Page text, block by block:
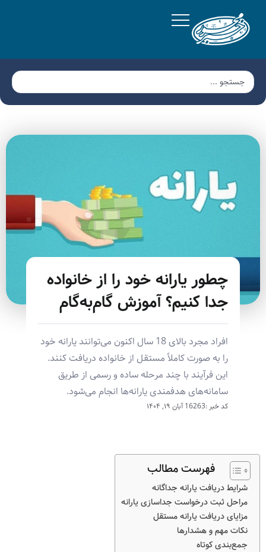
چطور یارانه خود را از خانواده
جدا کنیم؟ آموزش گام‌به‌گام
افراد مجرد بالای 18 سال اکنون می‌توانند یارانه خود
را به صورت کاملاً مستقل از خانواده دریافت کنند.
این فرآیند با چند مرحله ساده و رسمی از طریق
سامانه‌های هدفمندی یارانه‌ها انجام می‌شود.
کد خبر :16263 آبان ۱۹, ۱۴۰۴
فهرست مطالب
شرایط دریافت یارانه جداگانه
مراحل ثبت درخواست جداسازی یارانه
مزایای دریافت یارانه مستقل
نکات مهم و هشدارها
جمع‌بندی کوتاه